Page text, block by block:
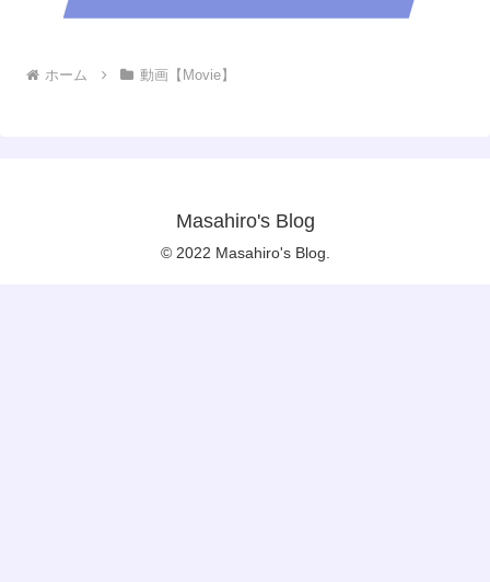
ホーム 動画【Movie】
Masahiro's Blog
© 2022 Masahiro's Blog.